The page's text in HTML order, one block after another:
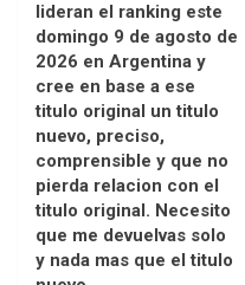
lideran el ranking este
domingo 9 de agosto de
2026 en Argentina y
cree en base a ese
titulo original un titulo
nuevo, preciso,
comprensible y que no
pierda relacion con el
titulo original. Necesito
que me devuelvas solo
y nada mas que el titulo